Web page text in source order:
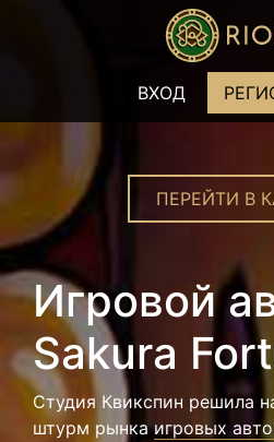
ВХОД
ПЕРЕЙТИ В
Игровой
Sakura
Студия Квикспин решила
штурм рынкаигровых